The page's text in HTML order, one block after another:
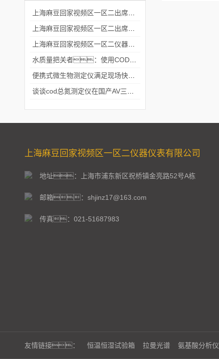
上海麻豆回家视频区一区二仪器仪表有限公司
地址：上海市浦东新区祝桥镇金亮路52号A栋
邮箱：shjinz17@163.com
传真：021-51687983
友情链接： 恒温恒湿试验箱 拉曼光谱 氨基酸分析仪